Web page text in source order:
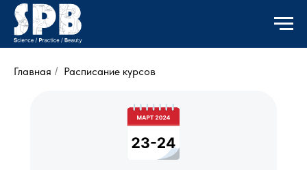
Главная / Расписание курсов